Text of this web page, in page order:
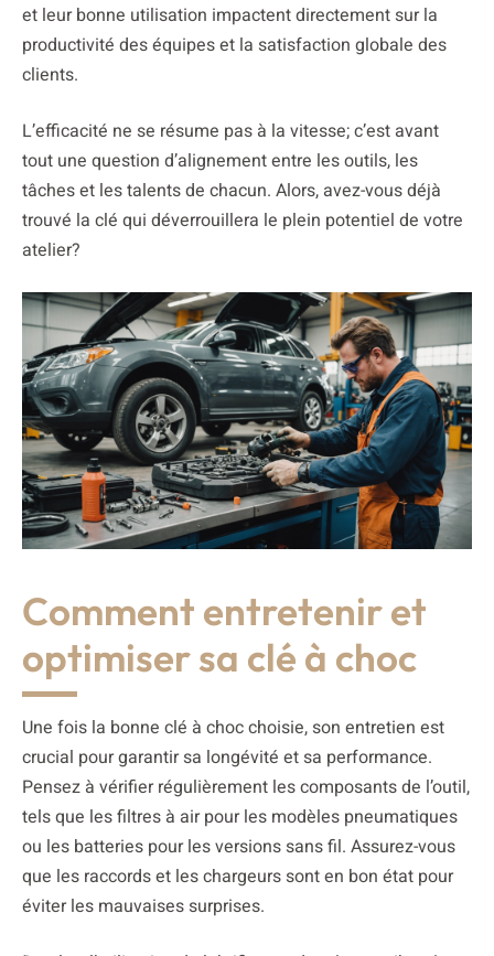
et leur bonne utilisation impactent directement sur la
productivité des équipes et la satisfaction globale des
clients.
L’efficacité ne se résume pas à la vitesse; c’est avant
tout une question d’alignement entre les outils, les
tâches et les talents de chacun. Alors, avez-vous déjà
trouvé la clé qui déverrouillera le plein potentiel de votre
atelier?
Comment entretenir et
optimiser sa clé à choc
Une fois la bonne clé à choc choisie, son entretien est
crucial pour garantir sa longévité et sa performance.
Pensez à vérifier régulièrement les composants de l’outil,
tels que les filtres à air pour les modèles pneumatiques
ou les batteries pour les versions sans fil. Assurez-vous
que les raccords et les chargeurs sont en bon état pour
éviter les mauvaises surprises.